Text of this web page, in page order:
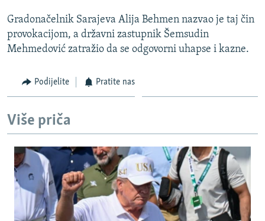
TV LIBERTY
POST SCRIPTUM
TRI DECENIJE OD RATA U BIH
NASTANAK I RASPAD JUGOSLAVIJE
Sve RFE/RL stranice
Gradonačelnik Sarajeva Alija Behmen nazvao je taj čin
provokacijom, a državni zastupnik Šemsudin
Mehmedović zatražio da se odgovorni uhapse i kazne.
Podijelite Pratite nas
Više priča